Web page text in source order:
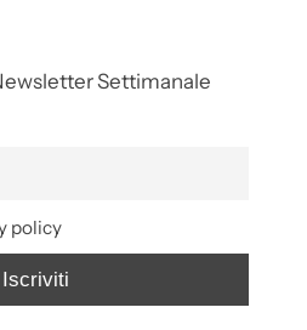
Settimanale
policy